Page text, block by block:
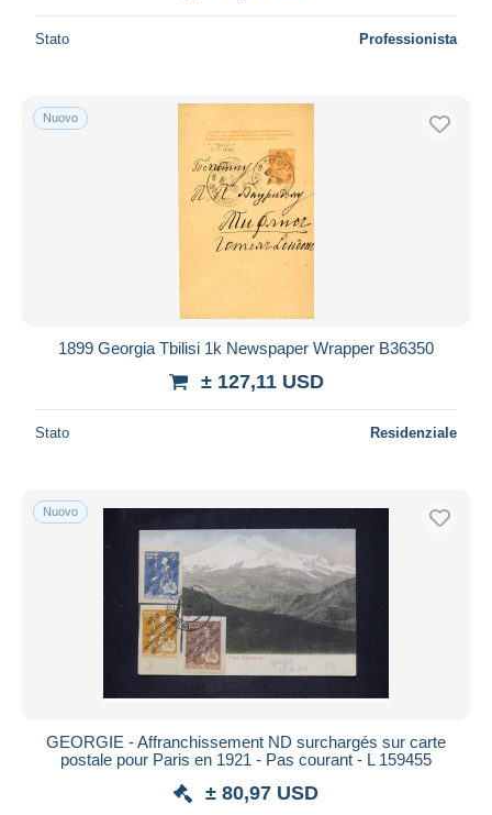
Aggiorna
Stato Professionista
Nuovo
1899 Georgia Tbilisi 1k Newspaper Wrapper B36350
± 127,11 USD
Stato Residenziale
Nuovo
GEORGIE - Affranchissement ND surchargés sur carte
postale pour Paris en 1921 - Pas courant - L 159455
± 80,97 USD